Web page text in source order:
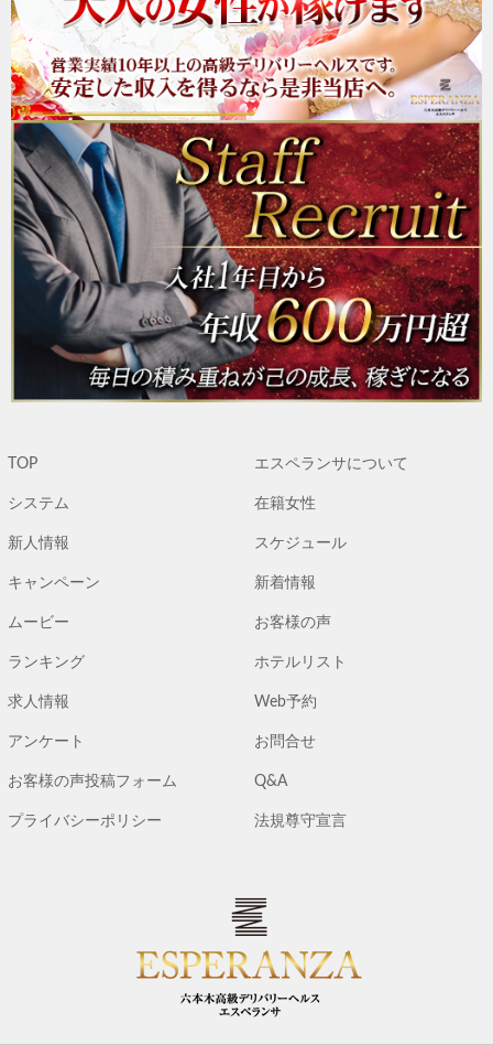
TOP エスペランサについて
システム 在籍女性
新人情報 スケジュール
キャンペーン 新着情報
ムービー お客様の声
ランキング ホテルリスト
求人情報 Web予約
アンケート お問合せ
お客様の声投稿フォーム Q&A
プライバシーポリシー 法規尊守宣言